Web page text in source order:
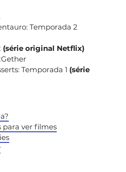
Temporada 2
(série original Netflix)
Temporada 1 (série
para ver filmes